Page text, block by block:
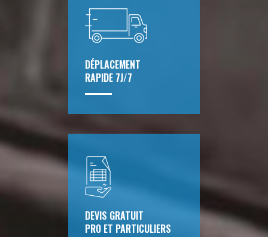
DÉPLACEMENT
RAPIDE 7J/7
DEVIS GRATUIT
PRO ET PARTICULIERS